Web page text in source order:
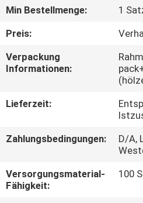
FABRIK-
TOUR
KONTAKTIERE
Min Bestellmenge:
1
Preis:
Verpackung
Informationen:
Lieferzeit:
Zahlungsbedingungen:
D/A,
Versorgungsmaterial-
Fähigkeit:
100